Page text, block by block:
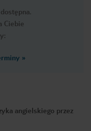
Ciebie
»
angielskiego przez